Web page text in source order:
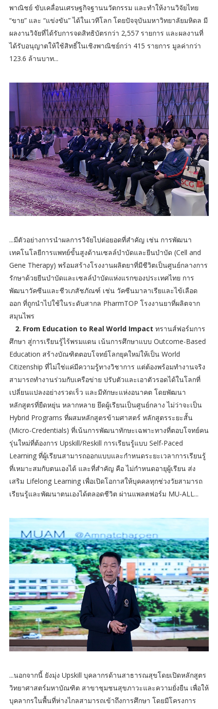
พาณิชย์ ขับเคลื่อนเศรษฐกิจฐานนวัตกรรม และทำให้งานวิจัยไทย
“ขาย” และ “แข่งขัน” ได้ในเวทีโลก โดยปัจจุบันมหาวิทยาลัยมหิดล มี
ผลงานวิจัยที่ได้รับการจดสิทธิบัตรกว่า 2,557 รายการ และผลงานที่
ได้รับอนุญาตให้ใช้สิทธิ์ในเชิงพาณิชย์กว่า 415 รายการ มูลค่ากว่า
123.6 ล้านบาท...
...มีตัวอย่างการนำผลการวิจัยไปต่อยอดที่สำคัญ เช่น การพัฒนา
เทคโนโลยีการแพทย์ขั้นสูงด้านเซลล์บำบัดและยีนบำบัด (Cell and
Gene Therapy) พร้อมสร้างโรงงานผลิตยาที่มีชีวิตเป็นศูนย์กลางการ
รักษาด้วยยีนบำบัดและเซลล์บำบัดแห่งแรกของประเทศไทย การ
พัฒนาวัคซีนและชีวเภสัชภัณฑ์ เช่น วัคซีนมาลาเรียและไข้เลือด
ออก ที่ถูกนำไปใช้ในระดับสากล PharmTOP โรงงานยาที่ผลิตจาก
สมุนไพร
2. From Education to Real World Impact ทรานส์ฟอร์มการ
ศึกษา สู่การเรียนรู้ไร้พรมแดน เน้นการศึกษาแบบ Outcome-Based
Education สร้างบัณฑิตตอบโจทย์โลกยุคใหม่ให้เป็น World
Citizenship ที่ไม่ใช่แค่มีความรู้ทางวิชาการ แต่ต้องพร้อมทำงานจริง
สามารถทำงานร่วมกับเครือข่าย ปรับตัวและเอาตัวรอดได้ในโลกที่
เปลี่ยนแปลงอย่างรวดเร็ว และมีทักษะแห่งอนาคต โดยพัฒนา
หลักสูตรที่ยืดหยุ่น หลากหลาย ยึดผู้เรียนเป็นศูนย์กลาง ไม่ว่าจะเป็น
Hybrid Programs ที่ผสมหลักสูตรข้ามศาสตร์ หลักสูตรระยะสั้น
(Micro-Credentials) ที่เน้นการพัฒนาทักษะเฉพาะทางที่ตอบโจทย์คน
รุ่นใหม่ที่ต้องการ Upskill/Reskill การเรียนรู้แบบ Self-Paced
Learning ที่ผู้เรียนสามารถออกแบบและกำหนดระยะเวลาการเรียนรู้
ที่เหมาะสมกับตนเองได้ และที่สำคัญ คือ ไม่กําหนดอายุผู้เรียน ส่ง
เสริม Lifelong Learning เพื่อเปิดโอกาสให้บุคคลทุกช่วงวัยสามารถ
เรียนรู้และพัฒนาตนเองได้ตลอดชีวิต ผ่านแพลตฟอร์ม MU-ALL...
...นอกจากนี้ ยังมุ่ง Upskill บุคลากรด้านสาธารณสุขโดยเปิดหลักสูตร
วิทยาศาสตร์มหาบัณฑิต สาขาชุมชนสุขภาวะและความยั่งยืน เพื่อให้
บุคลากรในพื้นที่ห่างไกลสามารถเข้าถึงการศึกษา โดยมีโครงการ